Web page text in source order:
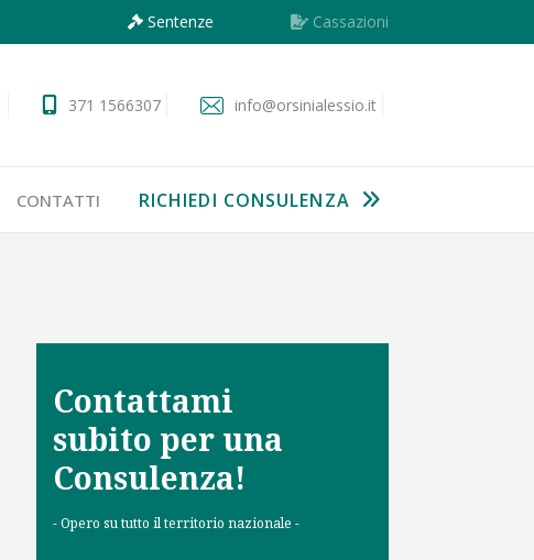
Sentenze Cassazioni
371 1566307 info@orsinialessio.it
RICHIEDI CONSULENZA
CONTATTI
Contattami
subito per una
Consulenza!
- Opero su tutto il territorio nazionale -